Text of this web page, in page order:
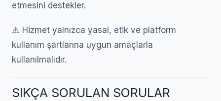
etmesini destekler.
⚠️ Hizmet yalnızca yasal, etik ve platform
kullanım şartlarına uygun amaçlarla
kullanılmalıdır.
SIKÇA SORULAN SORULAR